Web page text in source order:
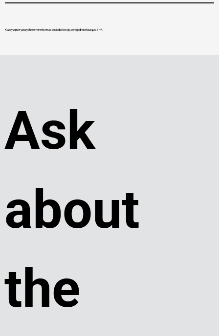
Każdy z powyższych elementów musi posiadać swoją cenę jednostkową za 1 m².
Ask
about
the